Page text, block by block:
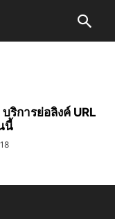
ริการย่อลิงค์ URL
นี้